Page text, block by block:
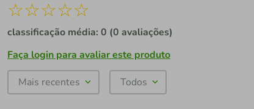
☆☆☆☆☆
classificação média: 0 (0 avaliações)
Faça login para avaliar este produto
Mais recentes Todos